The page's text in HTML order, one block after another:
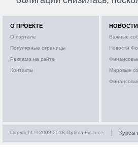
О ПРОЕКТЕ
О портале
Популярные страницы
Реклама на сайте
Контакты
НОВОСТИ
Важные
Новости
Мировые
Copyright © 2003-2018 Optima-Finance Курсы